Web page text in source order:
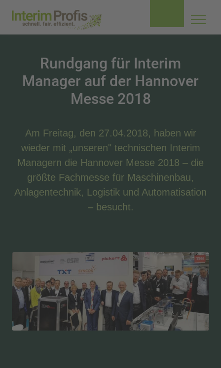
Rundgang für Interim
Manager auf der Hannover
Messe 2018
Am Freitag, den 27.04.2018, haben wir
wieder mit „unseren" technischen Interim
Managern die Hannover Messe 2018 – die
größte Fachmesse für Maschinenbau,
Anlagentechnik, Logistik und Automatisation
– besucht.